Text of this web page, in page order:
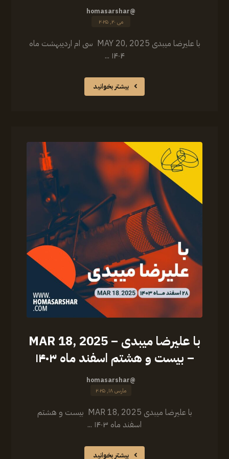
@homasarshar
می ۲۰, ۲۰۲۵
‏‎با علیرضا میبدی MAY 20, 2025 سی ام اردیبهشت ماه
۱۴۰۴ ...
بیشتر بخوانید
با علیرضا میبدی – MAR 18, 2025
– بیست و هشتم اسفند ماه ۱۴۰۳
@homasarshar
مارس ۱۸, ۲۰۲۵
با علیرضا میبدی MAR 18, 2025 بیست و هشتم
اسفند ماه ۱۴۰۳ ...
بیشتر بخوانید